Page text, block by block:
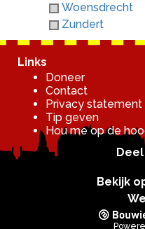
Woensdrecht
Zundert
Links
Doneer
Contact
Privacy statement
Tip geven
Hou me op de
Bekijk